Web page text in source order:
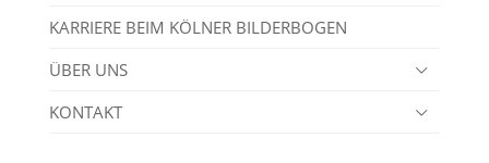
KARRIERE BEIM KÖLNER BILDERBOGEN
ÜBER UNS
KONTAKT